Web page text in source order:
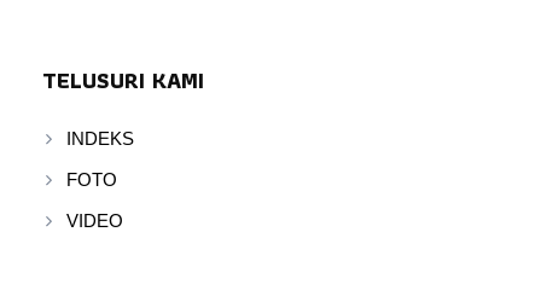
TELUSURI KAMI
INDEKS
FOTO
VIDEO